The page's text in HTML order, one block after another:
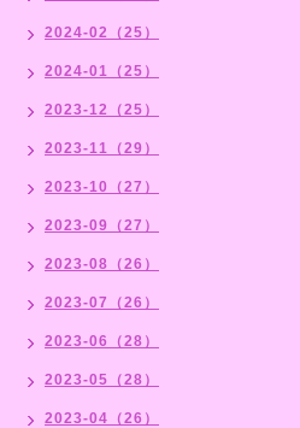
2024-02（25）
2024-01（25）
2023-12（25）
2023-11（29）
2023-10（27）
2023-09（27）
2023-08（26）
2023-07（26）
2023-06（28）
2023-05（28）
2023-04（26）